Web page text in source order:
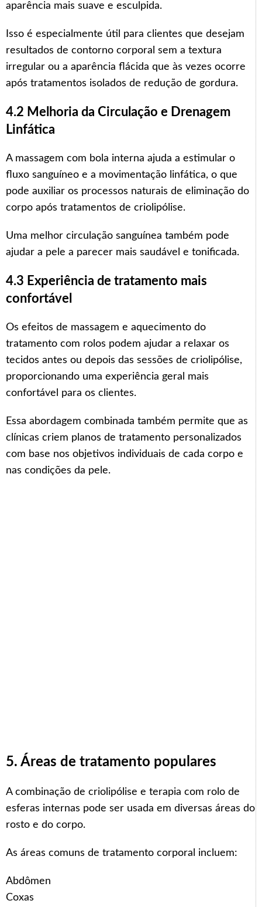
aparência mais suave e esculpida.
Isso é especialmente útil para clientes que desejam
resultados de contorno corporal sem a textura
irregular ou a aparência flácida que às vezes ocorre
após tratamentos isolados de redução de gordura.
4.2 Melhoria da Circulação e Drenagem
Linfática
A massagem com bola interna ajuda a estimular o
fluxo sanguíneo e a movimentação linfática, o que
pode auxiliar os processos naturais de eliminação do
corpo após tratamentos de criolipólise.
Uma melhor circulação sanguínea também pode
ajudar a pele a parecer mais saudável e tonificada.
4.3 Experiência de tratamento mais
confortável
Os efeitos de massagem e aquecimento do
tratamento com rolos podem ajudar a relaxar os
tecidos antes ou depois das sessões de criolipólise,
proporcionando uma experiência geral mais
confortável para os clientes.
Essa abordagem combinada também permite que as
clínicas criem planos de tratamento personalizados
com base nos objetivos individuais de cada corpo e
nas condições da pele.
5. Áreas de tratamento populares
A combinação de criolipólise e terapia com rolo de
esferas internas pode ser usada em diversas áreas do
rosto e do corpo.
As áreas comuns de tratamento corporal incluem:
Abdômen
Coxas